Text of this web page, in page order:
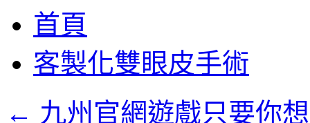
首頁
客製化雙眼皮手術
← 九州官網遊戲只要你